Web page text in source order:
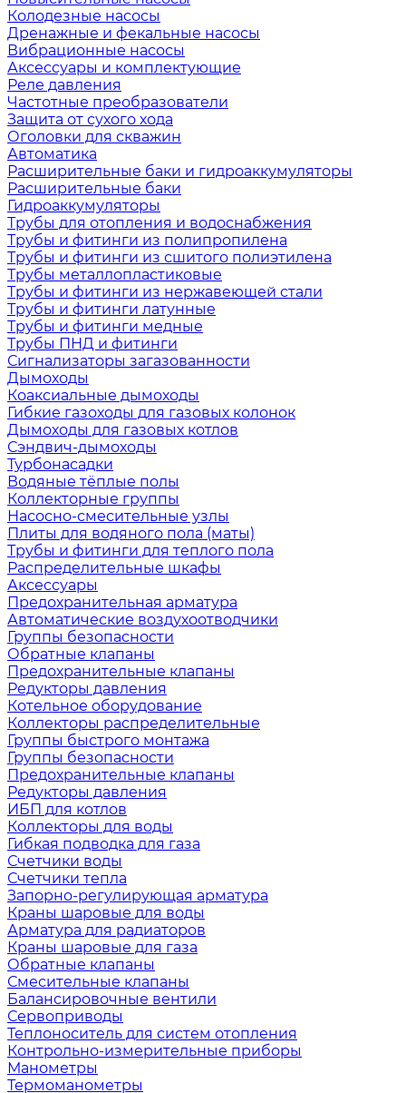
Колодезные насосы
Дренажные и фекальные насосы
Вибрационные насосы
Аксессуары и комплектующие
Реле давления
Частотные преобразователи
Защита от сухого хода
Оголовки для скважин
Автоматика
Расширительные баки и гидроаккумуляторы
Расширительные баки
Гидроаккумуляторы
Трубы для отопления и водоснабжения
Трубы и фитинги из полипропилена
Трубы и фитинги из сшитого полиэтилена
Трубы металлопластиковые
Трубы и фитинги из нержавеющей стали
Трубы и фитинги латунные
Трубы и фитинги медные
Трубы ПНД и фитинги
Сигнализаторы загазованности
Дымоходы
Коаксиальные дымоходы
Гибкие газоходы для газовых колонок
Дымоходы для газовых котлов
Сэндвич-дымоходы
Турбонасадки
Водяные тёплые полы
Коллекторные группы
Насосно-смесительные узлы
Плиты для водяного пола (маты)
Трубы и фитинги для теплого пола
Распределительные шкафы
Аксессуары
Предохранительная арматура
Автоматические воздухоотводчики
Группы безопасности
Обратные клапаны
Предохранительные клапаны
Редукторы давления
Котельное оборудование
Коллекторы распределительные
Группы быстрого монтажа
Группы безопасности
Предохранительные клапаны
Редукторы давления
ИБП для котлов
Коллекторы для воды
Гибкая подводка для газа
Счетчики воды
Счетчики тепла
Запорно-регулирующая арматура
Краны шаровые для воды
Арматура для радиаторов
Краны шаровые для газа
Обратные клапаны
Смесительные клапаны
Балансировочные вентили
Сервоприводы
Теплоноситель для систем отопления
Контрольно-измерительные приборы
Манометры
Термоманометры